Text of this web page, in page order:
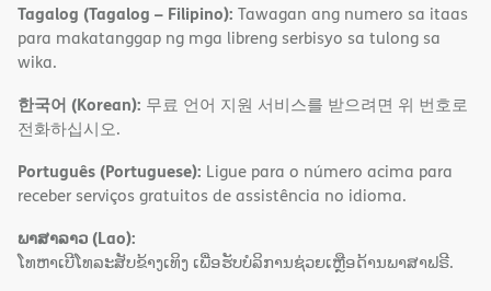
Tagalog (Tagalog – Filipino): Tawagan ang numero sa itaas
para makatanggap ng mga libreng serbisyo sa tulong sa
wika.
한국어 (Korean): 무료 언어 지원 서비스를 받으려면 위 번호로
전화하십시오.
Português (Portuguese): Ligue para o número acima para
receber serviços gratuitos de assistência no idioma.
ພາສາລາວ (Lao):
ໂທຫາເບີໂທລະສັບຂ້າງເທິງ ເພື່ອຮັບບໍລິການຊ່ວຍເຫຼືອດ້ານພາສາຟຣີ.